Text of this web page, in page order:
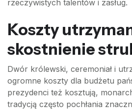
rzeczywistych talentów i zasług.
Koszty
skostnienie
Dwór królewski, ceremoniał i
ogromne koszty dla budżetu
prezydenci też kosztują,
tradycją często pochłania